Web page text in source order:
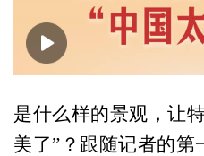
00:00
是什么样的景观，让
美了”？跟随记者的